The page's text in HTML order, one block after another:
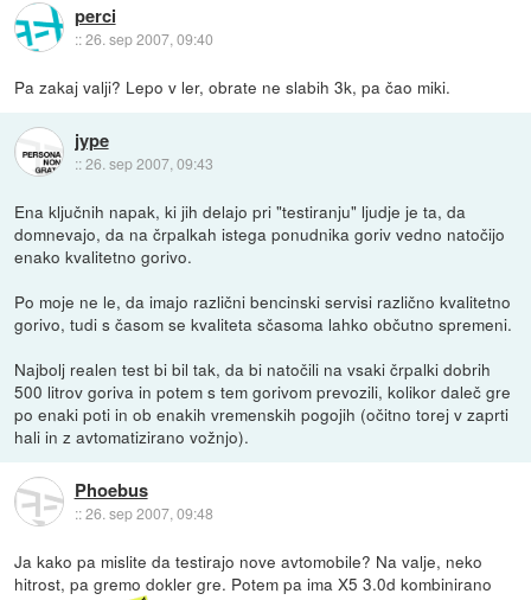
perci
::26. sep 2007, 09:40
Pa zakaj valji? Lepo v ler, obrate ne slabih 3k, pa čao miki.
jype
::26. sep 2007, 09:43
Ena ključnih napak, ki jih delajo pri "testiranju" ljudje je ta, da
domnevajo, da na črpalkah istega ponudnika goriv vedno natočijo
enako kvalitetno gorivo.
Po moje ne le, da imajo različni bencinski servisi različno kvalitetno
gorivo, tudi s časom se kvaliteta sčasoma lahko občutno spremeni.
Najbolj realen test bi bil tak, da bi natočili na vsaki črpalki dobrih
500 litrov goriva in potem s tem gorivom prevozili, kolikor daleč gre
po enaki poti in ob enakih vremenskih pogojih (očitno torej v zaprti
hali in z avtomatizirano vožnjo).
Phoebus
::26. sep 2007, 09:48
Ja kako pa mislite da testirajo nove avtomobile? Na valje, neko
hitrost, pa gremo dokler gre. Potem pa ima X5 3.0d kombinirano